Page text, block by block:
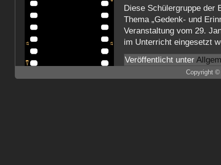
Diese Schülergruppe der
Thema „Gedenk- und
Veranstaltung vom 29.
im Unterricht eingesetzt
Veröffentlicht unter
Copyright ©